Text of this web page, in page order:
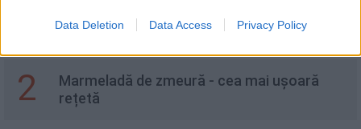
Data Deletion Data Access Privacy Policy
sănătos, perfect pentru orice ocazie
2
Marmeladă de zmeură - cea mai ușoară
rețetă